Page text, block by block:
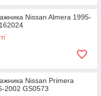
Nissan Almera 1995-
Nissan Primera
2002 GS0573